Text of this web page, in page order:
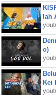
lah
o)
Kei